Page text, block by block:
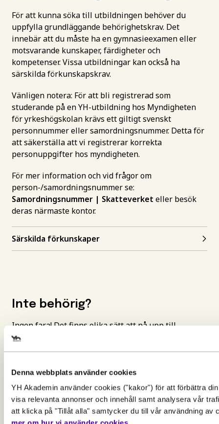
Denna webbplats använder cookies
YH Akademin använder cookies ("kakor") för att förbättra
visa relevanta annonser och innehåll samt analysera vår
att klicka på "Tillåt alla" samtycker du till vår användning av
För att kunna söka till utbildningen behöver du
uppfylla grundläggande behörighetskrav. Det
innebär att du måste ha en gymnasieexamen eller
motsvarande kunskaper, färdigheter och
kompetenser. Vissa utbildningar kan också ha
särskilda förkunskapskrav.
Vänligen notera: För att bli registrerad som
studerande på en YH-utbildning hos Myndigheten
för yrkeshögskolan krävs ett giltigt svenskt
personnummer eller samordningsnummer. Detta för
att säkerställa att vi registrerar korrekta
personuppgifter hos myndigheten.
För mer information och vid frågor om
person-/samordningsnummer se:
Samordningsnummer | Skatteverket eller besök
deras närmaste kontor.
Särskilda förkunskaper
Inte behörig?
Ingen fara! Det finns olika sätt att nå upp till
behörighetskraven och gå utbildningen.
Gör en intresseanmälan för att
mer information om den här